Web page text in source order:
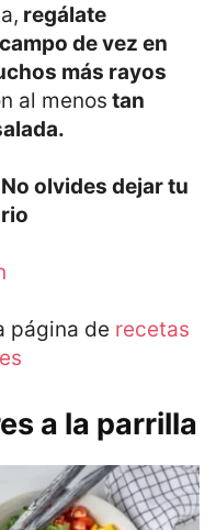
regálate
de vez en
más rayos
al menos tan
olvides dejar tu
página de recetas
a la parrilla